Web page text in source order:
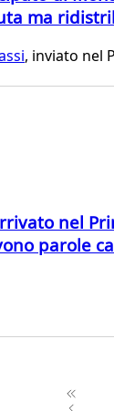
ma
, inviato nel
nel
parole